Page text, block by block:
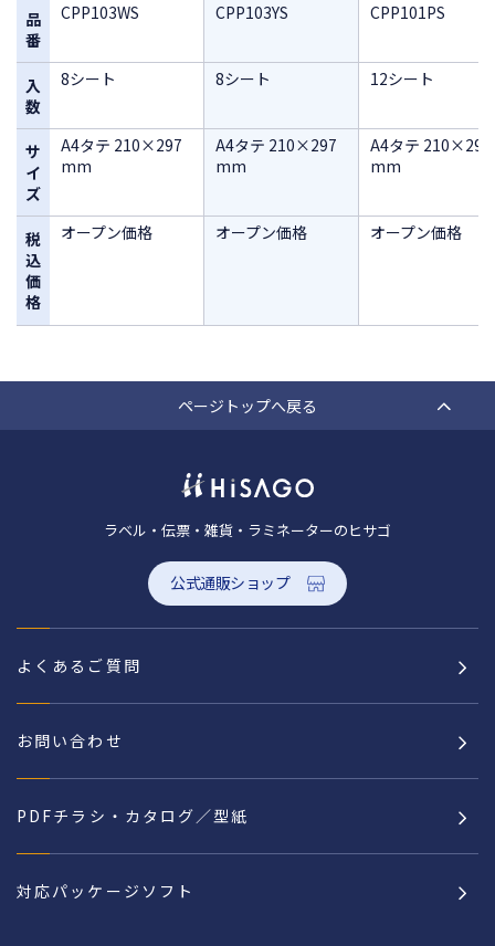
品
番
入
数
サ
イ
ズ
税
込
価
格
CPP103WS
8シート
A4タテ 210×297
mm
オープン価格
CPP103YS
8シート
A4タテ 210×297
mm
オープン価格
CPP101PS
12シート
A4タテ 210×297
mm
オープン価格
ページトップへ戻る
ラベル・伝票・雑貨・ラミネーターのヒサゴ
公式通販ショップ
よくあるご質問
お問い合わせ
PDFチラシ・カタログ／型紙
対応パッケージソフト